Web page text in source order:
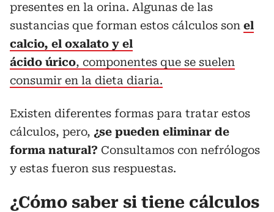
presentes en la orina. Algunas de las
sustancias que forman estos cálculos son el
calcio, el oxalato y el
ácido úrico, componentes que se suelen
consumir en la dieta diaria.
Existen diferentes formas para tratar estos
cálculos, pero, ¿se pueden eliminar de
forma natural? Consultamos con nefrólogos
y estas fueron sus respuestas.
¿Cómo saber si tiene cálculos